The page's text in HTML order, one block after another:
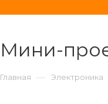
Мини-
Главная — Электроника